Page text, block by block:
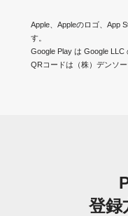
Apple、Appleのロゴ、App
す。
Google Play は Google LLC
QRコードは（株）デンソ
登録